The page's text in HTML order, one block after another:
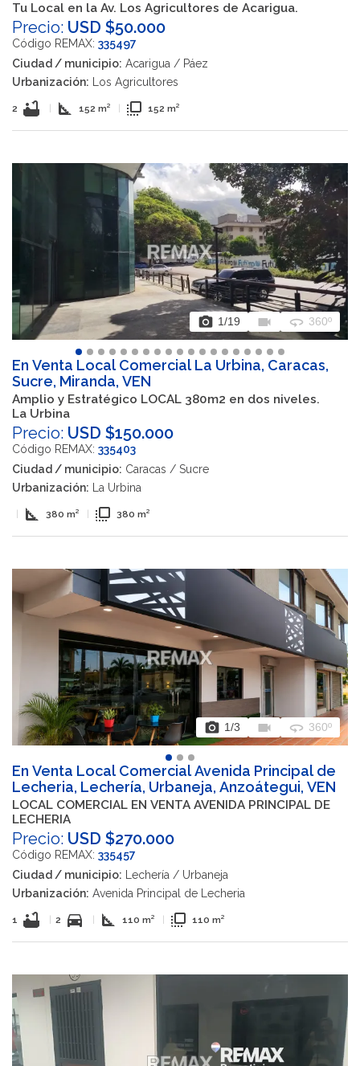
Tu Local en la Av. Los Agricultores de Acarigua.
Precio: USD $50.000
Código REMAX: 335497
Ciudad / municipio: Acarigua / Páez
Urbanización: Los Agricultores
2 bathtub square_foot 152 m² flip_to_front 152 m²
photo_camera 1/19 videocam 360 360º
En Venta Local Comercial La Urbina, Caracas,
Sucre, Miranda, VEN
Amplio y Estratégico LOCAL 380m2 en dos niveles.
La Urbina
Precio: USD $150.000
Código REMAX: 335403
Ciudad / municipio: Caracas / Sucre
Urbanización: La Urbina
square_foot 380 m² flip_to_front 380 m²
photo_camera 1/3 videocam 360 360º
En Venta Local Comercial Avenida Principal de
Lecheria, Lechería, Urbaneja, Anzoátegui, VEN
LOCAL COMERCIAL EN VENTA AVENIDA PRINCIPAL DE
LECHERIA
Precio: USD $270.000
Código REMAX: 335457
Ciudad / municipio: Lechería / Urbaneja
Urbanización: Avenida Principal de Lecheria
1 bathtub 2 directions_car square_foot 110 m² flip_to_front 110 m²